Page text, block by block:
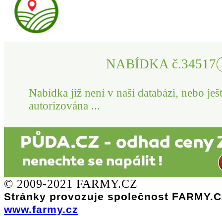
NABÍDKA č.34517
Nabídka již není v naší databázi, nebo
autorizována ...
© 2009-2021 FARMY.CZ
Stránky provozuje společnost
www.farmy.cz